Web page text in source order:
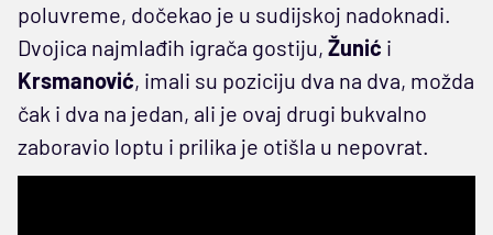
poluvreme, dočekao je u sudijskoj nadoknadi.
Dvojica najmlađih igrača gostiju, Žunić i
Krsmanović, imali su poziciju dva na dva, možda
čak i dva na jedan, ali je ovaj drugi bukvalno
zaboravio loptu i prilika je otišla u nepovrat.